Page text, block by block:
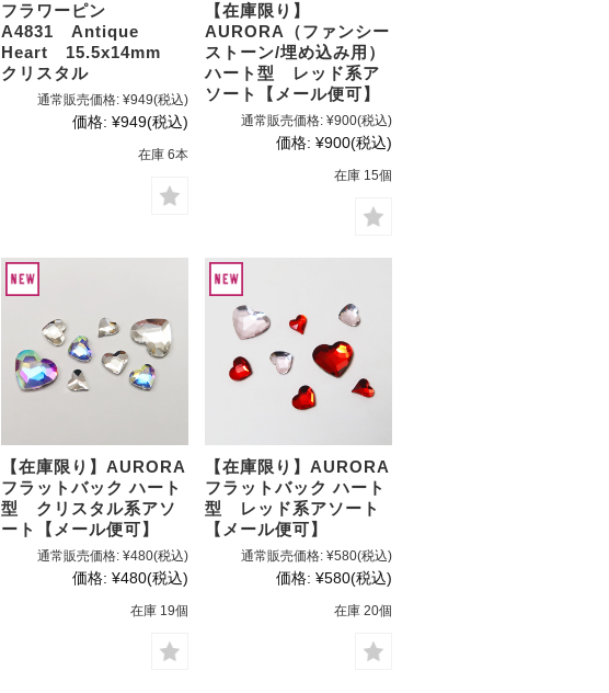
フラワーピン
A4831 Antique
Heart 15.5x14mm
クリスタル
通常販売価格: ¥949(税込)
価格: ¥949(税込)
在庫 6本
【在庫限り】
AURORA（ファンシー
ストーン/埋め込み用）
ハート型 レッド系ア
ソート【メール便可】
通常販売価格: ¥900(税込)
価格: ¥900(税込)
在庫 15個
【在庫限り】AURORA
フラットバック ハート
型 クリスタル系アソ
ート【メール便可】
通常販売価格: ¥480(税込)
価格: ¥480(税込)
在庫 19個
【在庫限り】AURORA
フラットバック ハート
型 レッド系アソート
【メール便可】
通常販売価格: ¥580(税込)
価格: ¥580(税込)
在庫 20個